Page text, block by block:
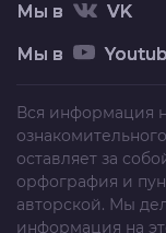
Мы в VK
Мы в
Вся информация
оставляет за
орфография и
авторской. Мы
информация на